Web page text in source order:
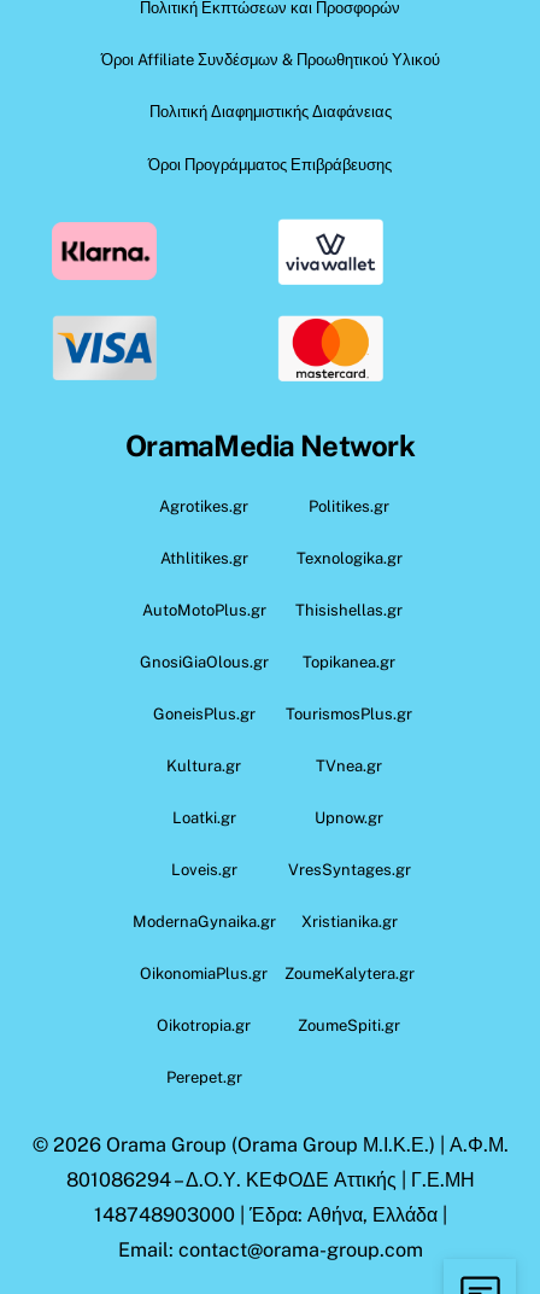
Πολιτική Εκπτώσεων και Προσφορών
Όροι Affiliate Συνδέσμων & Προωθητικού Υλικού
Πολιτική Διαφημιστικής Διαφάνειας
Όροι Προγράμματος Επιβράβευσης
OramaMedia Network
Agrotikes.gr Politikes.gr
Athlitikes.gr Texnologika.gr
AutoMotoPlus.gr Thisishellas.gr
GnosiGiaOlous.gr Topikanea.gr
GoneisPlus.gr TourismosPlus.gr
Kultura.gr TVnea.gr
Loatki.gr Upnow.gr
Loveis.gr VresSyntages.gr
ModernaGynaika.gr Xristianika.gr
OikonomiaPlus.gr ZoumeKalytera.gr
Oikotropia.gr ZoumeSpiti.gr
Perepet.gr
© 2026 Orama Group (Orama Group Μ.Ι.Κ.Ε.) | Α.Φ.Μ.
801086294 – Δ.Ο.Υ. ΚΕΦΟΔΕ Αττικής | Γ.Ε.ΜΗ
148748903000 | Έδρα: Αθήνα, Ελλάδα |
Email: contact@orama-group.com